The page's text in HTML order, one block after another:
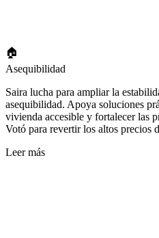
🏠
Asequibilidad
Saira lucha para ampliar la
asequibilidad. Apoya soluciones
vivienda accesible y fortalecer las
Votó para revertir los altos precios
Leer más